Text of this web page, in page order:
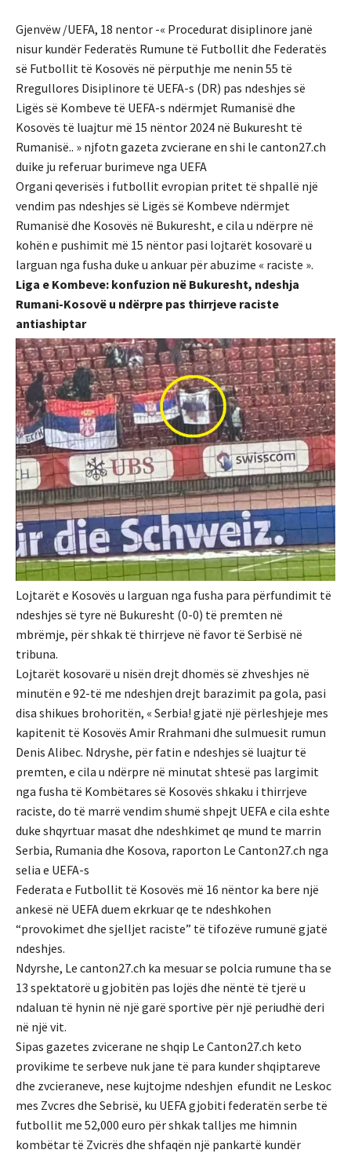
Gjenvëw /UEFA, 18 nentor -« Procedurat disiplinore janë
nisur kundër Federatës Rumune të Futbollit dhe Federatës
së Futbollit të Kosovës në përputhje me nenin 55 të
Rregullores Disiplinore të UEFA-s (DR) pas ndeshjes së
Ligës së Kombeve të UEFA-s ndërmjet Rumanisë dhe
Kosovës të luajtur më 15 nëntor 2024 në Bukuresht të
Rumanisë.. » njfotn gazeta zvcierane en shi le canton27.ch
duike ju referuar burimeve nga UEFA
Organi qeverisës i futbollit evropian pritet të shpallë një
vendim pas ndeshjes së Ligës së Kombeve ndërmjet
Rumanisë dhe Kosovës në Bukuresht, e cila u ndërpre në
kohën e pushimit më 15 nëntor pasi lojtarët kosovarë u
larguan nga fusha duke u ankuar për abuzime « raciste ».
Liga e Kombeve: konfuzion në Bukuresht, ndeshja
Rumani-Kosovë u ndërpre pas thirrjeve raciste
antiashiptar
Lojtarët e Kosovës u larguan nga fusha para përfundimit të
ndeshjes së tyre në Bukuresht (0-0) të premten në
mbrëmje, për shkak të thirrjeve në favor të Serbisë në
tribuna.
Lojtarët kosovarë u nisën drejt dhomës së zhveshjes në
minutën e 92-të me ndeshjen drejt barazimit pa gola, pasi
disa shikues brohoritën, « Serbia! gjatë një përleshjeje mes
kapitenit të Kosovës Amir Rrahmani dhe sulmuesit rumun
Denis Alibec. Ndryshe, për fatin e ndeshjes së luajtur të
premten, e cila u ndërpre në minutat shtesë pas largimit
nga fusha të Kombëtares së Kosovës shkaku i thirrjeve
raciste, do të marrë vendim shumë shpejt UEFA e cila eshte
duke shqyrtuar masat dhe ndeshkimet qe mund te marrin
Serbia, Rumania dhe Kosova, raporton Le Canton27.ch nga
selia e UEFA-s
Federata e Futbollit të Kosovës më 16 nëntor ka bere një
ankesë në UEFA duem ekrkuar qe te ndeshkohen
“provokimet dhe sjelljet raciste” të tifozëve rumunë gjatë
ndeshjes.
Ndyrshe, Le canton27.ch ka mesuar se polcia rumune tha se
13 spektatorë u gjobitën pas lojës dhe nëntë të tjerë u
ndaluan të hynin në një garë sportive për një periudhë deri
në një vit.
Sipas gazetes zvicerane ne shqip Le Canton27.ch keto
provikime te serbeve nuk jane të para kunder shqiptareve
dhe zvcieraneve, nese kujtojme ndeshjen efundit ne Leskoc
mes Zvcres dhe Sebrisë, ku UEFA gjobiti federatën serbe të
futbollit me 52,000 euro për shkak talljes me himnin
kombëtar të Zvicrës dhe shfaqën një pankartë kundër